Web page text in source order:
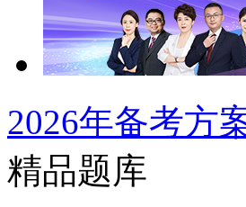
2026年备考方
精品题库